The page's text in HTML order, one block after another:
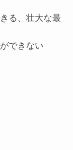
る、壮大な最
できない